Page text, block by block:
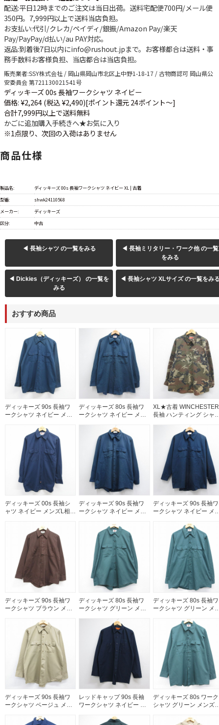
配送:平日12時までのご注文は当日出荷。送料宅配便700円/メール便
350円。 7,999円以上で送料当店負担。
お支払い:代引/クレカ/ペイディ/銀振/Amazon Pay/楽天
Pay/PayPay/d払い/au PAY対応。
返品:到着後7日以内にinfo@rushout.jpまで。お客様都合は送料・事
務手数料お客様負担、当店都合は当店負担。
販売業者:SSY株式会社 / 岡山県岡山市北区上中野1-18-17 / 古物商認可 岡山県公
安委員会 第721130021541号
ディッキーズ 00s 長袖ワークシャツ ネイビー
価格: ¥2,264 (税込 ¥2,490)[ポイント還元 24ポイント～]
合計7,999円以上で送料無料
かごに追加購入手続きへ★お気に入り
※1点限り、次回の入荷はありません
商品仕様
製品名:
ディッキーズ 00s 長袖ワークシャツ ネイビー XL | 古着
型番:
shwk24110568
メーカー:
ディッキーズ
区分:
中古
◀ 長袖シャツ の一覧をみる
◀ 長袖ミリタリー・ワーク他 の一覧
をみる
◀ Dickies（ディッキーズ） の一覧を
みる
◀ 長袖シャツ XLサイズ の一覧をみ
おすすめ商品
ディッキーズ 90s 長袖ワ
ークシャツ ネイビー メン
ディッキーズ 80s 長袖ワ
ークシャツ ネイビー メン
XL★古着 WINCHESTER
長袖 ハンティング シャ
いサイズ ロング丈 緑 迷
26may12
ディッキーズ 00s 長袖シ
ャツ ネイビー メンズL相当
ディッキーズ 90s 長袖ワ
ークシャツ ネイビー メン
ディッキーズ 90s 長袖ワ
ークシャツ ネイビー メ
ディッキーズ 90s 長袖ワ
ークシャツ ブラウン メン
ディッキーズ 80s 長袖ワ
ークシャツ グリーン メン
ディッキーズ 80s 長袖ワ
ークシャツ グリーン メ
ディッキーズ 90s 長袖ワ
ークシャツ ベージュ メン
レッドキャップ 90s 長袖
ワークシャツ ネイビー メ
ディッキーズ 80s ワーク
シャツ グリーン メンズ